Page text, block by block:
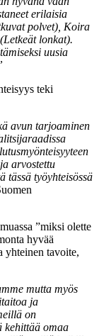
erilaisia
polvet), Koira
lonkat).
uusia
teki
avun tarjoaminen
arvostettu
tässä työyhteisössä
”miksi olette
hyvää
yhteinen tavoite,
mutta myös
ja
on
kehittää omaa